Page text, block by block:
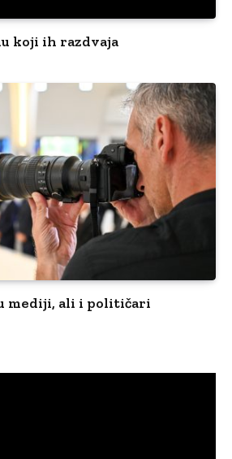
koji ih razdvaja
mediji, ali i političari